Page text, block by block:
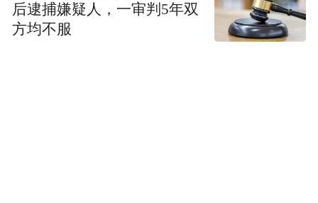
后逮捕嫌疑人，一审判5年双
方均不服